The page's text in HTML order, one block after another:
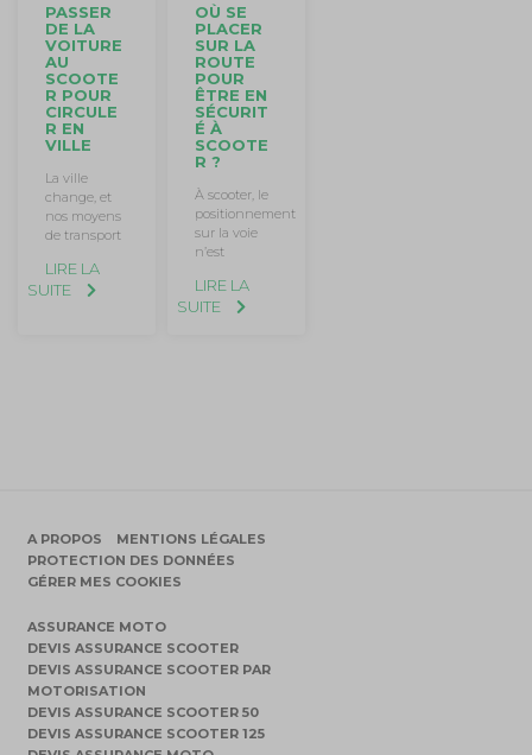
PASSER
DE LA
VOITURE
AU
SCOOTE
R POUR
CIRCULE
R EN
VILLE
La ville
change, et
nos moyens
de transport
LIRE LA
SUITE
OÙ SE
PLACER
SUR LA
ROUTE
POUR
ÊTRE EN
SÉCURIT
É À
SCOOTE
R ?
À scooter, le
positionnement
sur la voie
n’est
LIRE LA
SUITE
A PROPOS
MENTIONS LÉGALES
PROTECTION DES DONNÉES
GÉRER MES COOKIES
ASSURANCE MOTO
DEVIS ASSURANCE SCOOTER
DEVIS ASSURANCE SCOOTER PAR
MOTORISATION
DEVIS ASSURANCE SCOOTER 50
DEVIS ASSURANCE SCOOTER 125